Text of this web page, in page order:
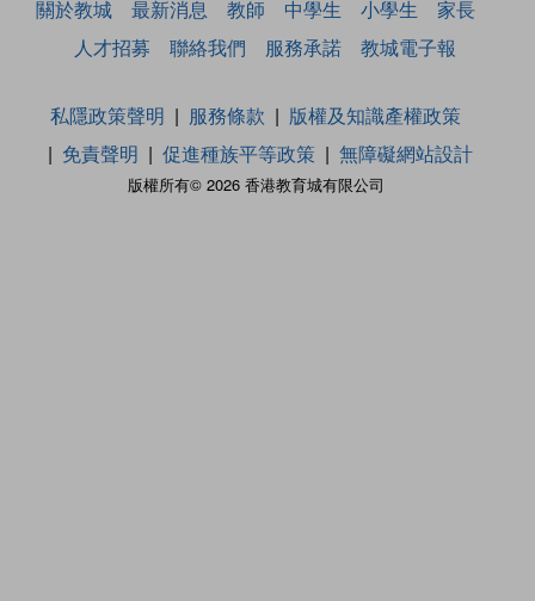
關於教城 最新消息 教師 中學生 小學生
家長
人才招募
聯絡我們 服務承諾 教城電子報
版權所有© 2026 香港教育城有限公司
私隱政策聲明 服務條款
版權及知識產權政策
免責聲明
促進種族平等政策 無障礙網站設計